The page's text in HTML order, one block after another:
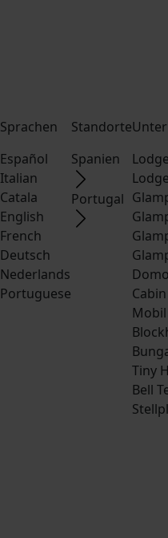
Sprachen
Español
Italian
Catala
English
French
Deutsch
Nederlands
Portuguese
Standorte
Spanien
Portugal
Tiny
Bell